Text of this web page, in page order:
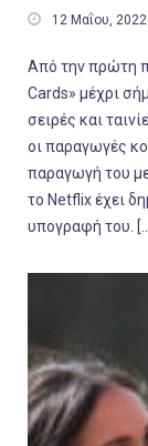
 12 Μαΐου, 2022
Από την πρώτη
Cards» μέχρι
σειρές και
οι παραγωγές
παραγωγή του
το Netflix έχει
υπογραφή του.